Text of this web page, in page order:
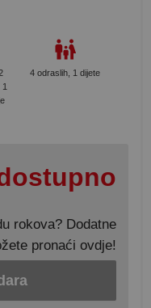
4 odraslih, 1 dijete
rokova? Dodatne
pronaći ovdje!